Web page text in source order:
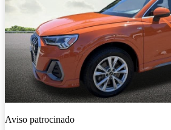
Aviso patrocinado